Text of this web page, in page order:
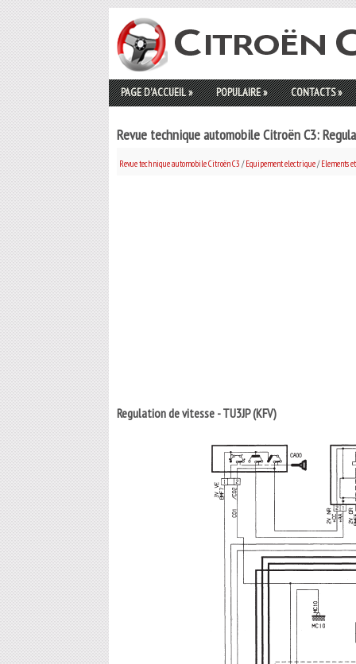
PAGE D'ACCUEIL» POPULAIRE» CONTACTS»
Revue technique automobile Citroën C3:
Revue technique automobile Citroën C3 /Equipement electrique/Elements
Regulation de vitesse - TU3JP (KFV)